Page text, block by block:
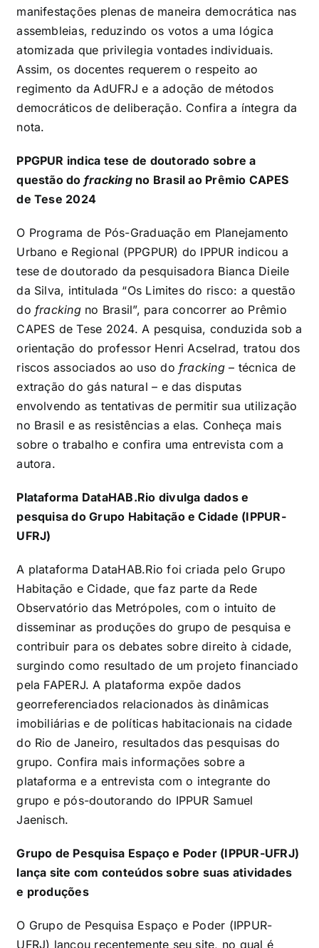
manifestações plenas de maneira democrática nas
assembleias, reduzindo os votos a uma lógica
atomizada que privilegia vontades individuais.
Assim, os docentes requerem o respeito ao
regimento da AdUFRJ e a adoção de métodos
democráticos de deliberação. Confira a íntegra da
nota.
PPGPUR indica tese de doutorado sobre a
questão do fracking no Brasil ao Prêmio CAPES
de Tese 2024
O Programa de Pós-Graduação em Planejamento
Urbano e Regional (PPGPUR) do IPPUR indicou a
tese de doutorado da pesquisadora Bianca Dieile
da Silva, intitulada “Os Limites do risco: a questão
do frackingno Brasil”, para concorrer ao Prêmio
CAPES de Tese 2024. A pesquisa, conduzida sob a
orientação do professor Henri Acselrad, tratou dos
riscos associados ao uso do fracking– técnica de
extração do gás natural – e das disputas
envolvendo as tentativas de permitir sua utilização
no Brasil e as resistências a elas. Conheça mais
sobre o trabalho e confira uma entrevista com a
autora.
Plataforma DataHAB.Rio divulga dados e
pesquisa do Grupo Habitação e Cidade (IPPUR-
UFRJ)
A plataforma DataHAB.Rio foi criada pelo Grupo
Habitação e Cidade, que faz parte da Rede
Observatório das Metrópoles, com o intuito de
disseminar as produções do grupo de pesquisa e
contribuir para os debates sobre direito à cidade,
surgindo como resultado de um projeto financiado
pela FAPERJ. A plataforma expõe dados
georreferenciados relacionados às dinâmicas
imobiliárias e de políticas habitacionais na cidade
do Rio de Janeiro, resultados das pesquisas do
grupo. Confira mais informações sobre a
plataforma e a entrevista com o integrante do
grupo e pós-doutorando do IPPUR Samuel
Jaenisch.
Grupo de Pesquisa Espaço e Poder (IPPUR-UFRJ)
lança site com conteúdos sobre suas atividades
e produções
O Grupo de Pesquisa Espaço e Poder (IPPUR-
UFRJ) lançou recentemente seu site, no qual é